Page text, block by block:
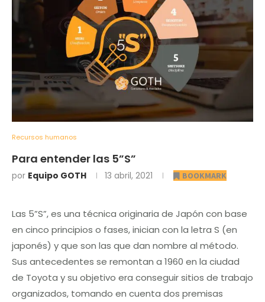
Recursos humanos
Para entender las 5”S”
por Equipo GOTH 13 abril, 2021 BOOKMARK
Las 5”S”, es una técnica originaria de Japón con base
en cinco principios o fases, inician con la letra S (en
japonés) y que son las que dan nombre al método.
Sus antecedentes se remontan a 1960 en la ciudad
de Toyota y su objetivo era conseguir sitios de trabajo
organizados, tomando en cuenta dos premisas